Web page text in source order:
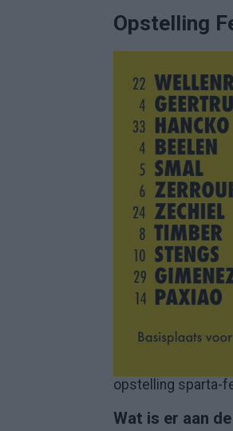
Opstelling
opstelling sparta-
Wat is er aan